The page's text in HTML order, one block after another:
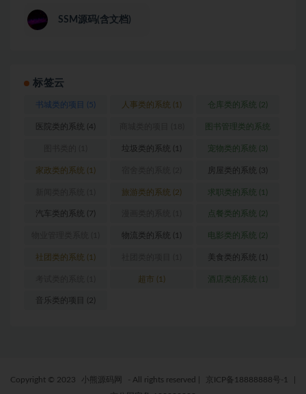
SSM源码(含文档)
标签云
书城类的项目 (5) 人事类的系统 (1) 仓库类的系统 (2)
医院类的系统 (4) 图书管理类的系统
(1)
垃圾类的系统 (1) 宠物类的系统 (3)
家政类的系统 (1) 房屋类的系统 (3)
旅游类的系统 (2) 求职类的系统 (1)
汽车类的系统 (7) 点餐类的系统 (2)
物流类的系统 (1) 电影类的系统 (2)
社团类的系统 (1) 美食类的系统 (1)
超市 (1) 酒店类的系统 (1)
音乐类的项目 (2)
Copyright © 2023 小熊源码网 - All rights reserved 京ICP备18888888号-1